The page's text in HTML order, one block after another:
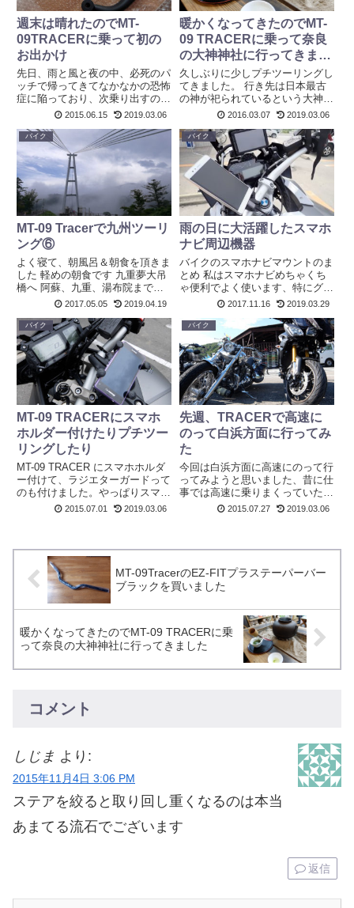
週末は晴れたのでMT-
09TRACERに乗って初の
お出かけ
先日、雨と風と夜の中、必死のパ
ッチで帰ってきてなかなかの恐怖
症に陥っており、次乗り出すのが
少し恐ろしかった私ですが、13
頑張って乗ってきました。 と、
いってもそのままサッと乗り出す
のはアレですね、もしコケた場
合...
2015.06.15 2019.03.06
暖かくなってきたのでMT-
09 TRACERに乗って奈良
の大神神社に行ってきまし
た
久しぶりに少しプチツーリングし
てきました。 行き先は日本最古
の神が祀られているという大神神
社（おおみわじんじゃ）です。
間違いなくお爺ちゃんお婆ちゃん
に連れて行って貰った事はあった
だろうと思うのですが、私にと
っ...
2016.03.07 2019.03.06
バイク
MT-09 Tracerで九州ツーリ
ング⑥
よく寝て、朝風呂＆朝食を頂きま
した 軽めの朝食です 九重夢大吊
橋へ 阿蘇、九重、湯布院までは
色々と行きたい所が沢山あったの
だな。冷たい温泉とか、湧き水な
所とか行きたかった。 でも、途
中で雨がくるより、走り出す前...
2017.05.05 2019.04.19
バイク
雨の日に大活躍したスマホ
ナビ周辺機器
バイクのスマホナビマウントのま
とめ 私はスマホナビめちゃくち
ゃ便利でよく使います、特にグー
グルナビはバイクと相性がよくて
クは狭い道でもOKなので）。最
近、バイクのスマホ周辺を自称極
めて来たと思いましたので一度
纏...
2017.11.16 2019.03.29
バイク
MT-09 TRACERにスマホ
ホルダー付けたりプチツー
リングしたり
MT-09 TRACER にスマホホルダ
ー付けて、ラジエターガードって
のも付けました。やっぱりスマホ
は見える場所にちゃんと見えてな
ップが見えているか見...
2015.07.01 2019.03.06
バイク
先週、TRACERで高速に
のって白浜方面に行ってみ
た
今回は白浜方面に高速にのって行
ってみようと思いました、昔に仕
事では高速に乗りまくっていたの
だけれどバイクでは初めてです。
2015.07.27 2019.03.06
MT-09TracerのEZ-FITプラステーパーバー
ブラックを買いました
暖かくなってきたのでMT-09 TRACERに乗
って奈良の大神神社に行ってきました
コメント
しじま より:
2015年11月4日 3:06 PM
ステアを絞ると取り回し重くなるのは本当
あまてる流石でございます
返信